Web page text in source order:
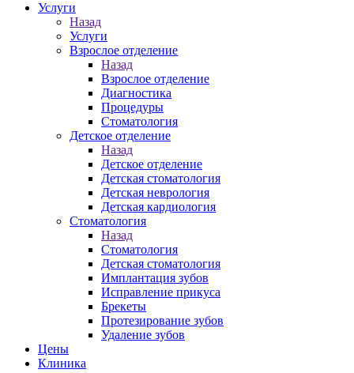
Услуги
Назад
Услуги
Взрослое отделение
Назад
Взрослое отделение
Диагностика
Процедуры
Стоматология
Детское отделение
Назад
Детское отделение
Детская стоматология
Детская неврология
Детская кардиология
Стоматология
Назад
Стоматология
Детская стоматология
Имплантация зубов
Исправление прикуса
Брекеты
Протезирование зубов
Удаление зубов
Цены
Клиника